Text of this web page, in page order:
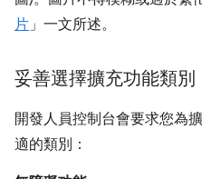
片」一文所述。
妥善選擇擴充功能類別
開發人員控制台會要求您為
適的類別：